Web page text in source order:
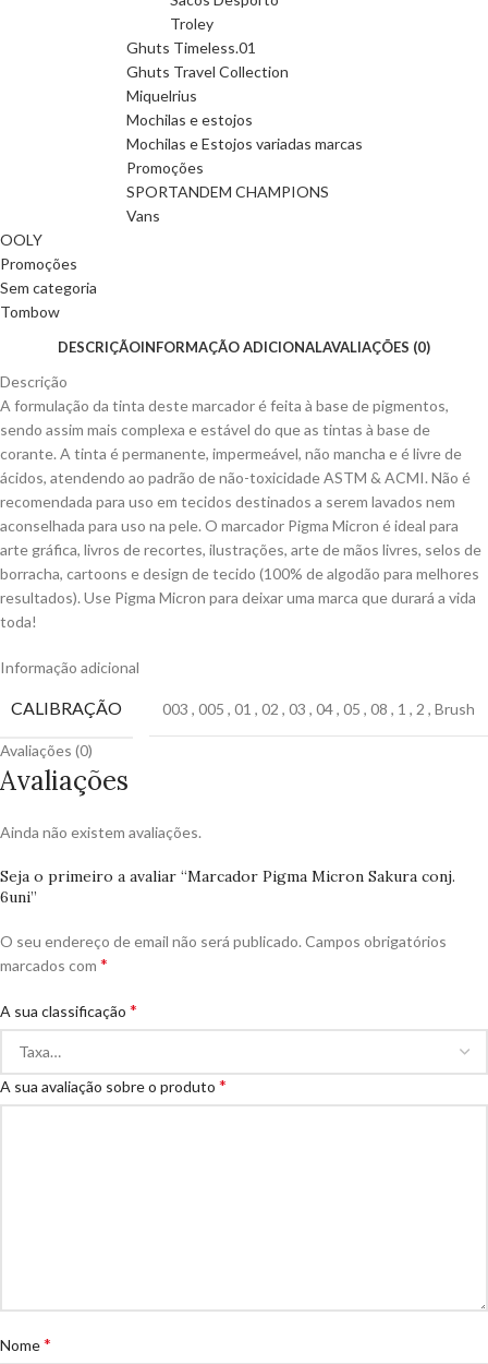
Troley
Ghuts Timeless.01
Ghuts Travel Collection
Miquelrius
Mochilas e estojos
Mochilas e Estojos variadas marcas
Promoções
SPORTANDEM CHAMPIONS
Vans
OOLY
Promoções
Sem categoria
Tombow
DESCRIÇÃOINFORMAÇÃO ADICIONALAVALIAÇÕES (0)
Descrição
A formulação da tinta deste marcador é feita à base de pigmentos,
sendo assim mais complexa e estável do que as tintas à base de
corante. A tinta é permanente, impermeável, não mancha e é livre de
ácidos, atendendo ao padrão de não-toxicidade ASTM & ACMI. Não é
recomendada para uso em tecidos destinados a serem lavados nem
aconselhada para uso na pele. O marcador Pigma Micron é ideal para
arte gráfica, livros de recortes, ilustrações, arte de mãos livres, selos de
borracha, cartoons e design de tecido (100% de algodão para melhores
resultados). Use Pigma Micron para deixar uma marca que durará a vida
toda!
Informação adicional
CALIBRAÇÃO 003 , 005 , 01 , 02 , 03 , 04, 05 , 08 , 1 , 2 , Brush
Avaliações (0)
Avaliações
Ainda não existem avaliações.
Seja o primeiro a avaliar “Marcador Pigma Micron Sakura conj.
6uni”
O seu endereço de email não será publicado. Campos obrigatórios
marcados com *
A sua classificação *
A sua avaliação sobre o produto *
Nome*